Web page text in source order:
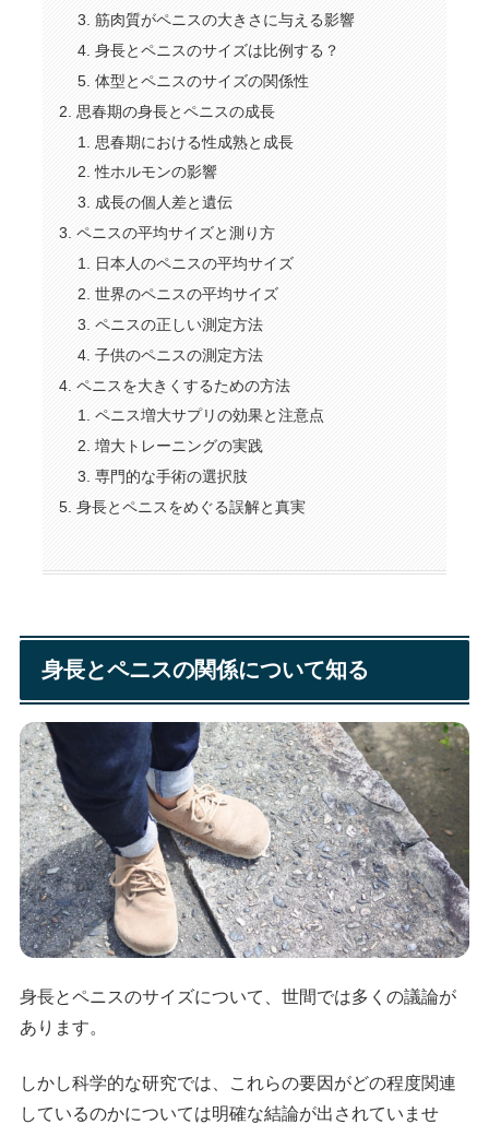
筋肉質がペニスの大きさに与える影響
身長とペニスのサイズは比例する？
体型とペニスのサイズの関係性
思春期の身長とペニスの成長
思春期における性成熟と成長
性ホルモンの影響
成長の個人差と遺伝
ペニスの平均サイズと測り方
日本人のペニスの平均サイズ
世界のペニスの平均サイズ
ペニスの正しい測定方法
子供のペニスの測定方法
ペニスを大きくするための方法
ペニス増大サプリの効果と注意点
増大トレーニングの実践
専門的な手術の選択肢
身長とペニスをめぐる誤解と真実
身長とペニスの関係について知る
身長とペニスのサイズについて、世間では多くの議論が
あります。
しかし科学的な研究では、これらの要因がどの程度関連
しているのかについては明確な結論が出されていませ